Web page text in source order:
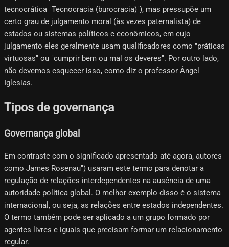
tecnocrática "Tecnocracia (burocracia)"), mas pressupõe um
certo grau de julgamento moral (às vezes paternalista) de
estados ou sistemas políticos e econômicos, em cujo
julgamento eles geralmente usam qualificadores como "práticas
virtuosas" ou "cumprir bem ou mal os deveres". Por outro lado,
não devemos esquecer isso, como diz o professor Ángel
Iglesias.
Tipos de governança
Governança global
Em contraste com o significado apresentado até agora, autores
como James Rosenau") usaram este termo para denotar a
regulação de relações interdependentes na ausência de uma
autoridade política global. O melhor exemplo disso é o sistema
internacional, ou seja, as relações entre estados independentes.
O termo também pode ser aplicado a um grupo formado por
agentes livres e iguais que precisam formar um relacionamento
regular.